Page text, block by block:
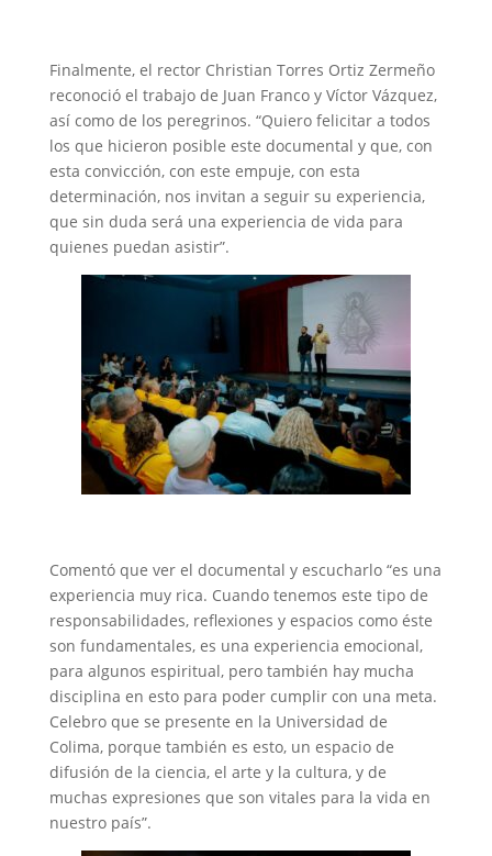
Finalmente, el rector Christian Torres Ortiz Zermeño
reconoció el trabajo de Juan Franco y Víctor Vázquez,
así como de los peregrinos. “Quiero felicitar a todos
los que hicieron posible este documental y que, con
esta convicción, con este empuje, con esta
determinación, nos invitan a seguir su experiencia,
que sin duda será una experiencia de vida para
quienes puedan asistir”.
Comentó que ver el documental y escucharlo “es una
experiencia muy rica. Cuando tenemos este tipo de
responsabilidades, reflexiones y espacios como éste
son fundamentales, es una experiencia emocional,
para algunos espiritual, pero también hay mucha
disciplina en esto para poder cumplir con una meta.
Celebro que se presente en la Universidad de
Colima, porque también es esto, un espacio de
difusión de la ciencia, el arte y la cultura, y de
muchas expresiones que son vitales para la vida en
nuestro país”.